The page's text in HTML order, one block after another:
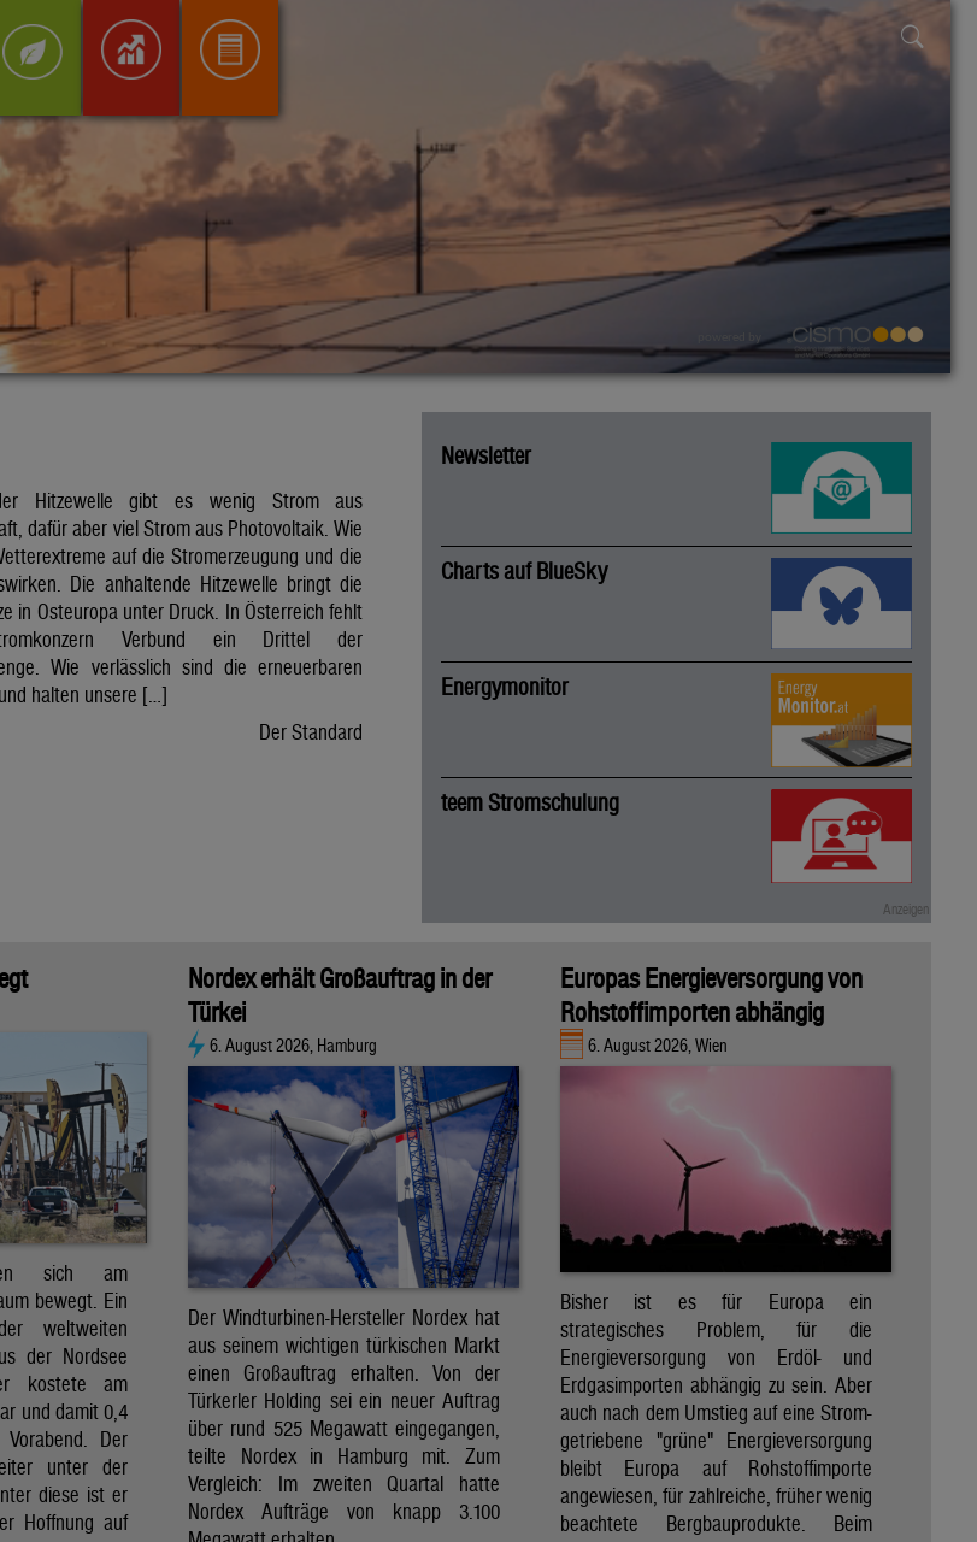
Hitzewelle gibt es wenig Strom aus
dafür aber viel Strom aus Photovoltaik. Wie
auf die Stromerzeugung und die
Die anhaltende Hitzewelle bringt die
in Osteuropa unter Druck. In Österreich fehlt
Verbund ein Drittel der
Wie verlässlich sind die erneuerbaren
halten unsere […]
Der Standard
Newsletter
Charts auf BlueSky
Energymonitor
teem Stromschulung
sich am
bewegt. Ein
weltweiten
der Nordsee
kostete am
und damit 0,4
Der
unter der
diese ist er
Hoffnung auf
Nordex erhält Großauftrag in der
Türkei
6. August 2026, Hamburg
Der Windturbinen-Hersteller Nordex hat
aus seinem wichtigen türkischen Markt
einen Großauftrag erhalten. Von der
Türkerler Holding sei ein neuer Auftrag
über rund 525 Megawatt eingegangen,
teilte Nordex in Hamburg mit. Zum
Vergleich: Im zweiten Quartal hatte
Nordex Aufträge von knapp 3.100
Europas Energieversorgung von
Rohstoffimporten abhängig
6. August 2026, Wien
Bisher ist es für Europa ein
strategisches Problem, für die
Energieversorgung von Erdöl- und
Erdgasimporten abhängig zu sein. Aber
auch nach dem Umstieg auf eine Strom-
getriebene "grüne" Energieversorgung
bleibt Europa auf Rohstoffimporte
angewiesen, für zahlreiche, früher wenig
beachtete Bergbauprodukte. Beim